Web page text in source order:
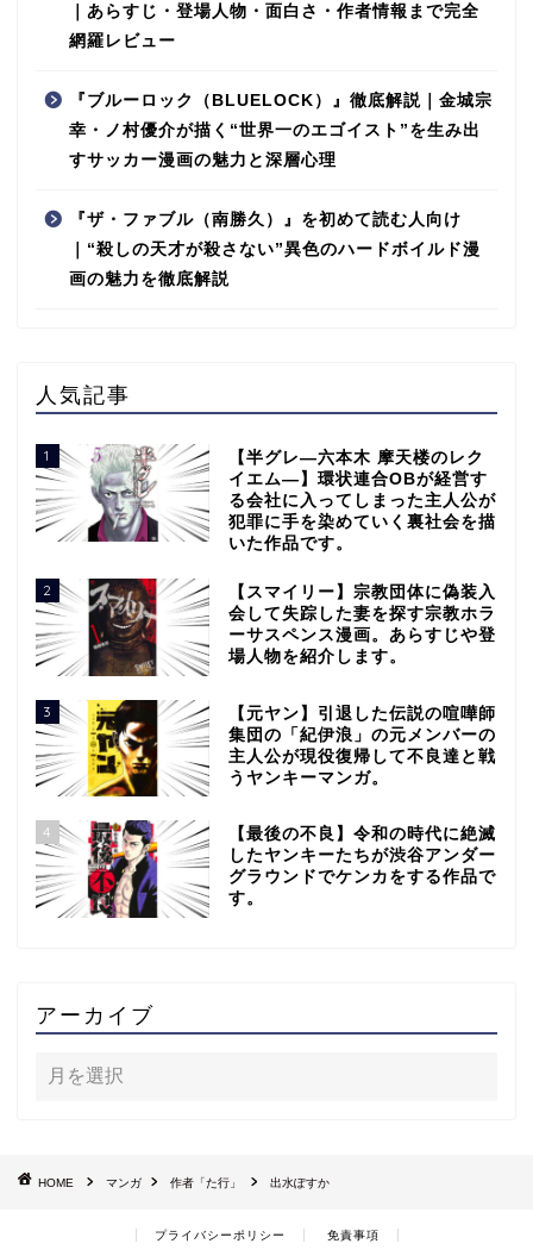
｜あらすじ・登場人物・面白さ・作者情報まで完全
網羅レビュー
『ブルーロック（BLUELOCK）』徹底解説｜金城宗
幸・ノ村優介が描く“世界一のエゴイスト”を生み出
すサッカー漫画の魅力と深層心理
『ザ・ファブル（南勝久）』を初めて読む人向け
｜“殺しの天才が殺さない”異色のハードボイルド漫
画の魅力を徹底解説
人気記事
1
【半グレ―六本木 摩天楼のレク
イエム―】環状連合OBが経営す
る会社に入ってしまった主人公が
犯罪に手を染めていく裏社会を描
いた作品です。
2
【スマイリー】宗教団体に偽装入
会して失踪した妻を探す宗教ホラ
ーサスペンス漫画。あらすじや登
場人物を紹介します。
3
【元ヤン】引退した伝説の喧嘩師
集団の「紀伊浪」の元メンバーの
主人公が現役復帰して不良達と戦
うヤンキーマンガ。
4
【最後の不良】令和の時代に絶滅
したヤンキーたちが渋谷アンダー
グラウンドでケンカをする作品で
す。
アーカイブ
HOME マンガ 作者「た行」 出水ぽすか
プライバシーポリシー 免責事項